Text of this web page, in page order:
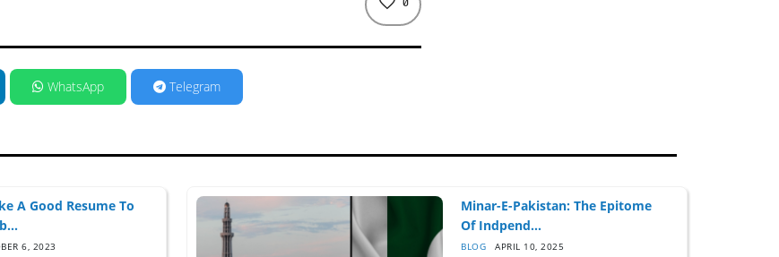
WhatsApp Telegram
A Good Resume To
6, 2023
Minar-E-Pakistan: The Epitome
Of Indpend...
BLOG APRIL 10, 2025